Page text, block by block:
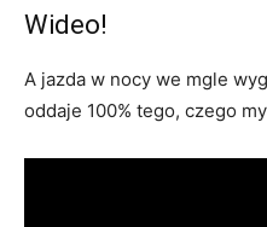
Wideo!
A jazda w nocy we mgle
oddaje 100% tego, czego